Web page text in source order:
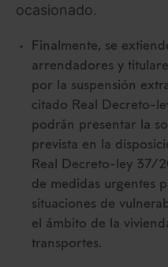
ocasionado.
Finalmente, se
arrendadores y
por la suspensión
citado Real Decreto-
podrán presentar la
prevista en la
Real Decreto-ley 37/
de medidas urgentes
situaciones de
el ámbito de la
transportes.